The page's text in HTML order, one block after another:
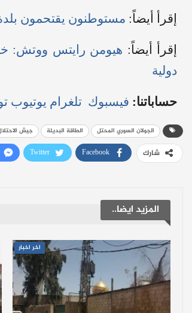
إقرأ أيضاً: مستوطنون يقتحمون
إقرأ أيضاً: هيومن رايتس ووتش:
دولية
حساباتنا: فيسبوك تلغرام يوتيوب
الجولان السوري المحتل الطاقة البديلة جيش
شارك Facebook
Twitter
المزيد ايضا..
اخر اخبار